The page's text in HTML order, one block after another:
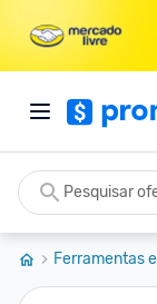
Ferramentas